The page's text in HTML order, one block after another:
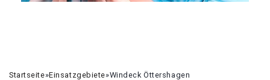
Startseite»Einsatzgebiete»Windeck Öttershagen